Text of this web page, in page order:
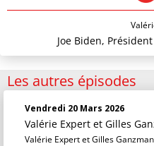
Joe Biden,
Les autres épisodes
Vendredi 20 Mars 2026
Valérie Expert et Gilles
Valérie Expert et Gilles